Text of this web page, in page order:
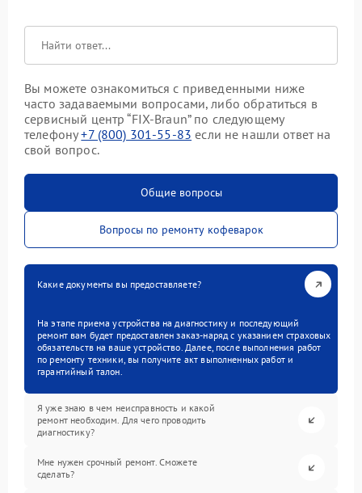
Вы можете ознакомиться с приведенными ниже
часто задаваемыми вопросами, либо обратиться в
сервисный центр “FIX-Braun” по следующему
телефону+7 (800) 301-55-83 если не нашли ответ на
свой вопрос.
Общие вопросы
Вопросы по ремонту кофеварок
Какие документы вы предоставляете?
На этапе приема устройства на диагностику и последующий
ремонт вам будет предоставлен заказ-наряд с указанием страховых
обязательств на ваше устройство. Далее, после выполнения работ
по ремонту техники, вы получите акт выполненных работ и
гарантийный талон.
Я уже знаю в чем неисправность и какой
ремонт необходим. Для чего проводить
диагностику?
Мне нужен срочный ремонт. Сможете
сделать?